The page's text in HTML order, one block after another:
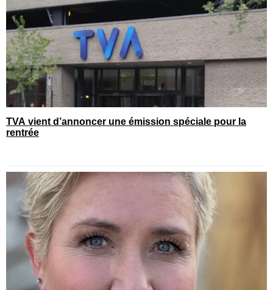
TVA vient d’annoncer une émission spéciale pour la
rentrée